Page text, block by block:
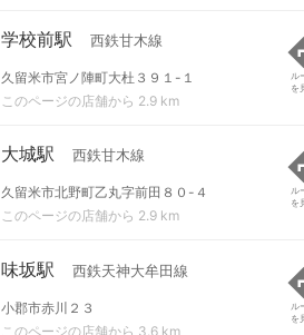
学校前駅 西鉄甘木線
久留米市宮ノ陣町大杜３９１-１
このページの店舗から 2.9 km
ル
を
大城駅 西鉄甘木線
久留米市北野町乙丸字前田８０-４
このページの店舗から 2.9 km
ル
を
味坂駅 西鉄天神大牟田線
小郡市赤川２３
このページの店舗から 3.6 km
ル
を